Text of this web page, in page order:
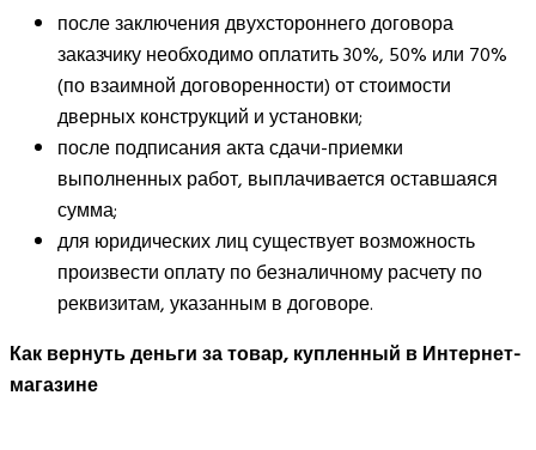
после заключения двухстороннего договора
заказчику необходимо оплатить 30%, 50% или 70%
(по взаимной договоренности) от стоимости
дверных конструкций и установки;
после подписания акта сдачи-приемки
выполненных работ, выплачивается оставшаяся
сумма;
для юридических лиц существует возможность
произвести оплату по безналичному расчету по
реквизитам, указанным в договоре.
Как вернуть деньги за товар, купленный в Интернет-
магазине